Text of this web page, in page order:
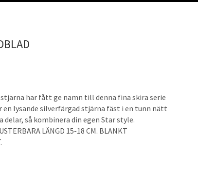
har fått ge namn till denna fina skira serie
en lysande silverfärgad stjärna fäst i en tunn nätt
delar, så kombinera din egen Star style.
LÄNGD 15-18 CM. BLANKT